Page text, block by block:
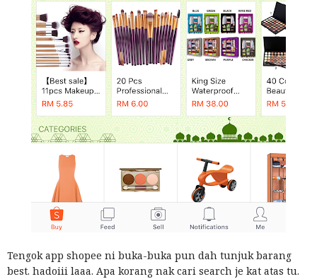
Tengok app shopee ni buka-buka pun dah tunjuk barang
best. hadoiii laaa. Apa korang nak cari search je kat atas tu.